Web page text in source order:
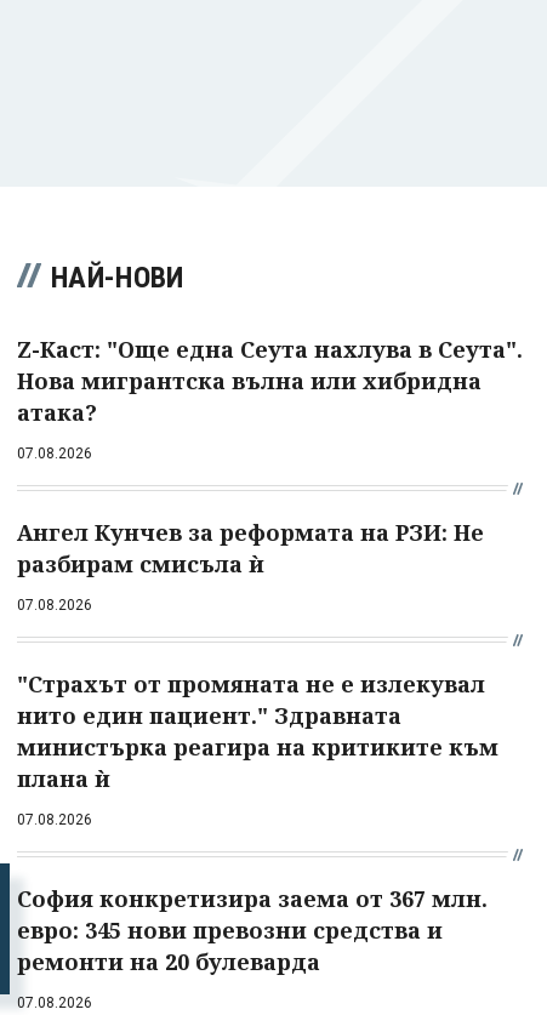
НАЙ-НОВИ
Z-Каст: "Още една Сеута нахлува в Сеута".
Нова мигрантска вълна или хибридна
атака?
07.08.2026
Ангел Кунчев за реформата на РЗИ: Не
разбирам смисъла ѝ
07.08.2026
"Страхът от промяната не е излекувал
нито един пациент." Здравната
министърка реагира на критиките към
плана ѝ
07.08.2026
София конкретизира заема от 367 млн.
евро: 345 нови превозни средства и
ремонти на 20 булеварда
07.08.2026